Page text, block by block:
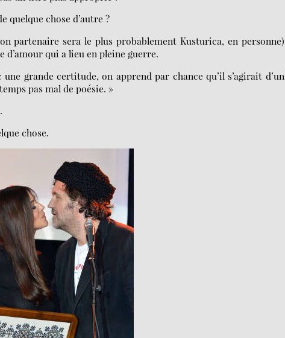
quelque chose d’autre ?
partenaire sera le plus probablement Kusturica, en personne)
d’amour qui a lieu en pleine guerre.
grande certitude, on apprend par chance qu’il s’agirait d’un
pas mal de poésie. »
chose.